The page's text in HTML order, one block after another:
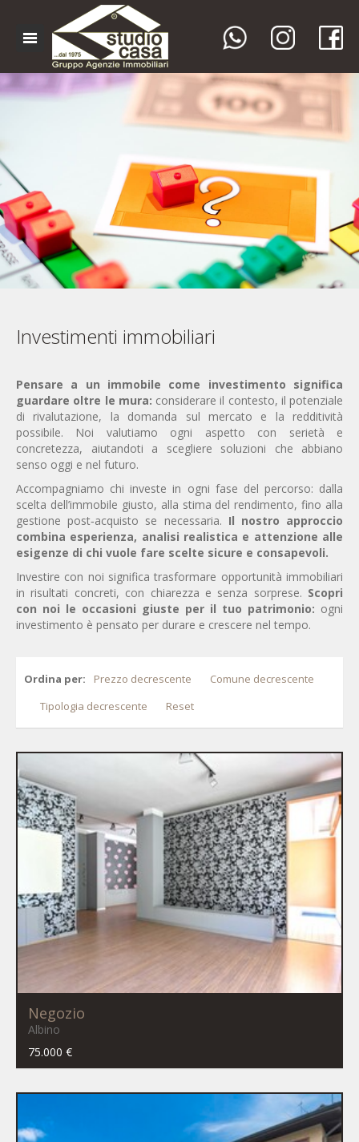
Investimenti immobiliari
Pensare a un immobile come investimento significa
guardare oltre le mura: considerare il contesto, il potenziale
di rivalutazione, la domanda sul mercato e la redditività
possibile. Noi valutiamo ogni aspetto con serietà e
concretezza, aiutandoti a scegliere soluzioni che abbiano
senso oggi e nel futuro.
Accompagniamo chi investe in ogni fase del percorso: dalla
scelta dell’immobile giusto, alla stima del rendimento, fino alla
gestione post‑acquisto se necessaria. Il nostro approccio
combina esperienza, analisi realistica e attenzione alle
esigenze di chi vuole fare scelte sicure e consapevoli.
Investire con noi significa trasformare opportunità immobiliari
in risultati concreti, con chiarezza e senza sorprese. Scopri
con noi le occasioni giuste per il tuo patrimonio: ogni
investimento è pensato per durare e crescere nel tempo.
Ordina per: Prezzo decrescente
Comune decrescente
Tipologia decrescente
Reset
Negozio
Albino
75.000 €